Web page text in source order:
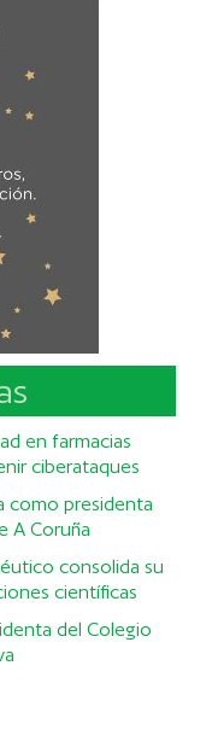
en farmacias
ciberataques
como presidenta
A Coruña
consolida su
científicas
del Colegio